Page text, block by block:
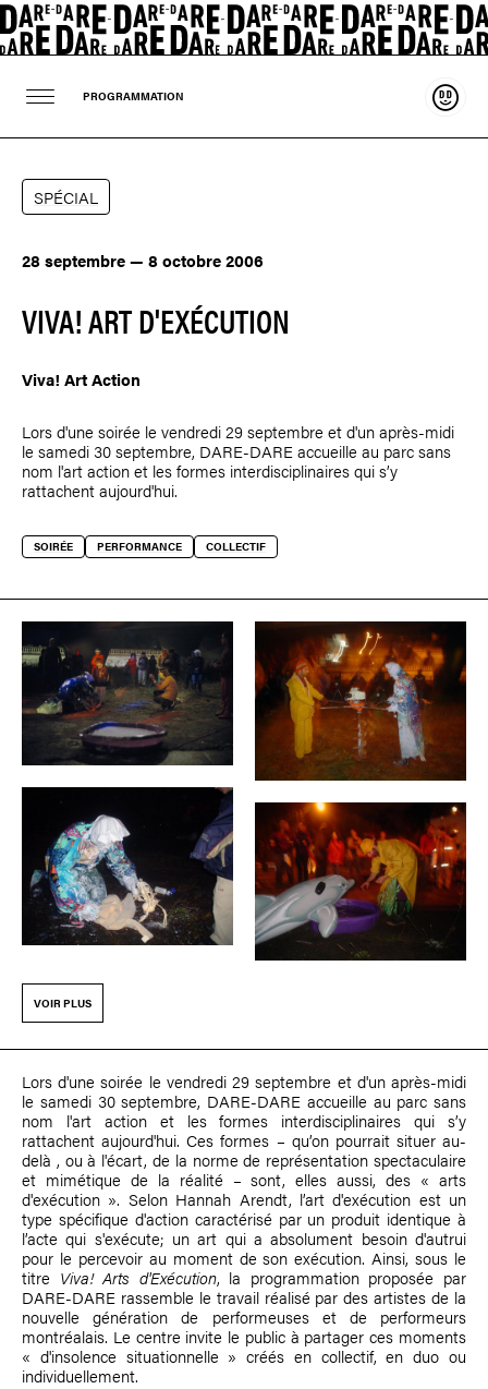
PROGRAMMATION
SPÉCIAL
28 septembre — 8 octobre 2006
VIVA! ART D'EXÉCUTION
Viva! Art Action
Lors d'une soirée le vendredi 29 septembre et d'un après-midi
le samedi 30 septembre, DARE-DARE accueille au parc sans
nom l'art action et les formes interdisciplinaires qui s’y
rattachent aujourd'hui.
SOIRÉE PERFORMANCE COLLECTIF
VOIR PLUS
Lors d'une soirée le vendredi 29 septembre et d'un après-midi
le samedi 30 septembre, DARE-DARE accueille au parc sans
nom l'art action et les formes interdisciplinaires qui s’y
rattachent aujourd'hui. Ces formes – qu’on pourrait situer au-
delà , ou à l'écart, de la norme de représentation spectaculaire
et mimétique de la réalité – sont, elles aussi, des « arts
d'exécution ». Selon Hannah Arendt, l’art d'exécution est un
type spécifique d'action caractérisé par un produit identique à
l’acte qui s'exécute; un art qui a absolument besoin d'autrui
pour le percevoir au moment de son exécution. Ainsi, sous le
titre Viva! Arts d'Exécution, la programmation proposée par
DARE-DARE rassemble le travail réalisé par des artistes de la
nouvelle génération de performeuses et de performeurs
montréalais. Le centre invite le public à partager ces moments
« d'insolence situationnelle » créés en collectif, en duo ou
individuellement.